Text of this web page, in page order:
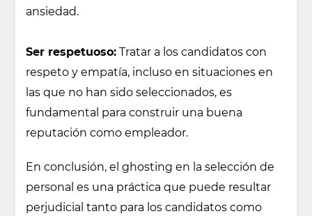
ansiedad.
Ser respetuoso: Tratar a los candidatos con
respeto y empatía, incluso en situaciones en
las que no han sido seleccionados, es
fundamental para construir una buena
reputación como empleador.
En conclusión, el ghosting en la selección de
personal es una práctica que puede resultar
perjudicial tanto para los candidatos como